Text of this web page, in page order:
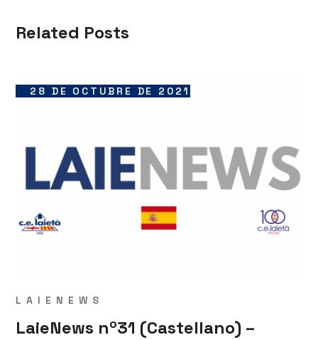
Related Posts
28 DE OCTUBRE DE 2021
LAIENEWS
LaieNews nº31 (Castellano) –